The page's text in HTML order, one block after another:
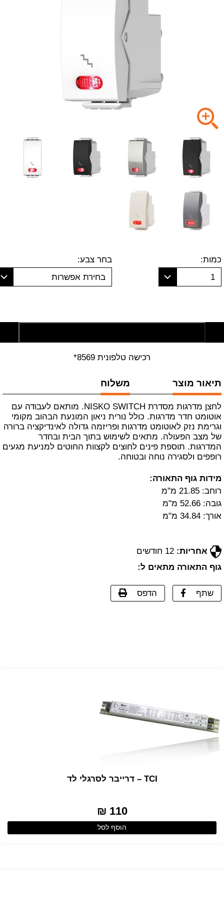
כמות:
1
בחר צבע:
בחירת אפשרות
רכישה טלפונית 8569*
תיאור מוצר משלוח
לחצן מדרגות מסדרת NISKO SWITCH
. מותאם לעבודה עם
אוטומט חדר מדרגות. כולל נורית ניאון המונעת הבהוב מקומי
וגרימת נזק לאוטומט מדרגות ופריזמה גדולה לאינדיקציה ברורה
של מצב הפעולה. מתאים לשימוש בתוך הבית ובחדר
המדרגות. תוספת פינים לחוצים לקצוות החוטים למניעת מגעים
רופפים ולסגירה נוחה ובטוחה.
מידות גוף התאורה:
רוחב: 21.85 מ"מ
גובה: 52.66 מ"מ
אורך: 34.84 מ"מ
אחריות:
גוף התאורה מתאים ל:
שתף הדפס
TCI – דרייבר לסרגלי לד
110 ₪
הוסף לסל